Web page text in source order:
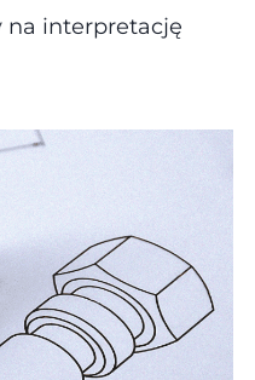
na interpretację